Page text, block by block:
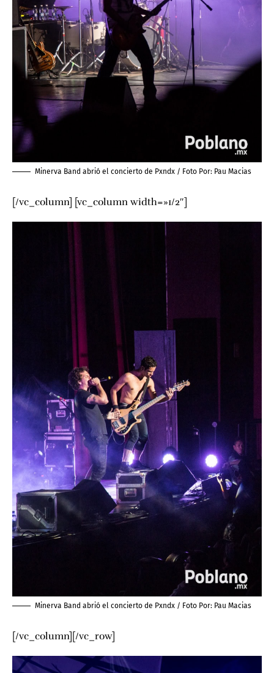
Minerva Band abrió el concierto de Pxndx / Foto Por: Pau Macias
[/vc_column] [vc_column width=»1/2″]
Minerva Band abrió el concierto de Pxndx / Foto Por: Pau Macias
[/vc_column][/vc_row]